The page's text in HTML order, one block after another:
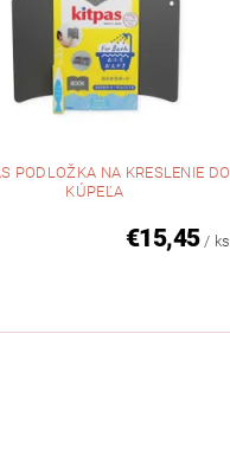
PODLOŽKA NA KRESLENIE DO
KÚPEĽA
€15,45 / ks